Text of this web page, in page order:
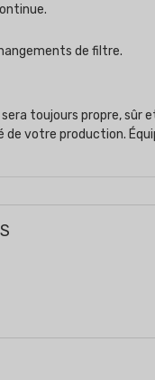
de filtre.
toujours propre, sûr
votre production.